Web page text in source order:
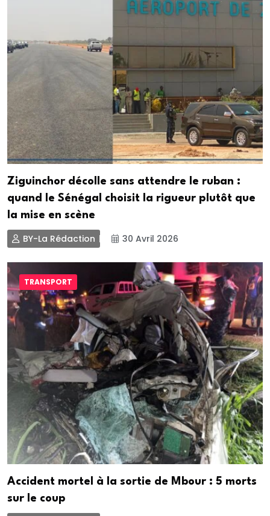
Ziguinchor décolle sans attendre le ruban :
quand le Sénégal choisit la rigueur plutôt que
la mise en scène
BY-La Rédaction 30 Avril 2026
TRANSPORT
Accident mortel à la sortie de Mbour : 5 morts
sur le coup